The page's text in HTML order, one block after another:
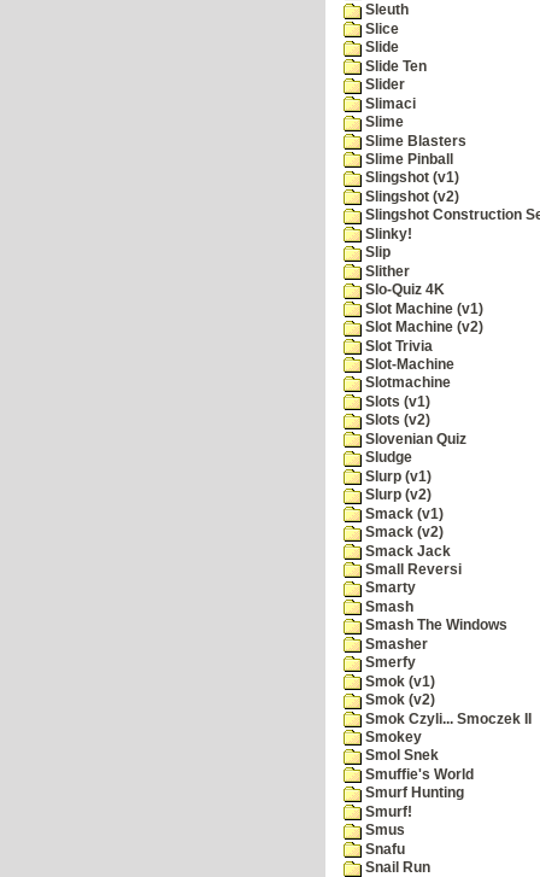
Sleuth
Slice
Slide
Slide Ten
Slider
Slimaci
Slime
Slime Blasters
Slime Pinball
Slingshot (v1)
Slingshot (v2)
Slingshot Construction
Slinky!
Slip
Slither
Slo-Quiz 4K
Slot Machine (v1)
Slot Machine (v2)
Slot Trivia
Slot-Machine
Slotmachine
Slots (v1)
Slots (v2)
Slovenian Quiz
Sludge
Slurp (v1)
Slurp (v2)
Smack (v1)
Smack (v2)
Smack Jack
Small Reversi
Smarty
Smash
Smash The Windows
Smasher
Smerfy
Smok (v1)
Smok (v2)
Smok Czyli... Smoczek II
Smokey
Smol Snek
Smuffie's World
Smurf Hunting
Smurf!
Smus
Snafu
Snail Run